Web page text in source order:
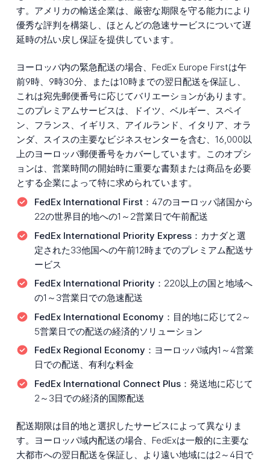
す。アメリカの輸送企業は、厳密な期限を守る能力により
優秀な評判を構築し、ほとんどの急速サービスについて遅
延時の払い戻し保証を提供しています。
ヨーロッパ内の緊急配送の場合、FedEx Europe Firstは午
前9時、9時30分、または10時までの翌日配送を保証し、
これは宛先郵便番号に応じてバリエーションがあります。
このプレミアムサービスは、ドイツ、ベルギー、スペイ
ン、フランス、イギリス、アイルランド、イタリア、オラ
ンダ、スイスの主要なビジネスセンターを含む、16,000以
上のヨーロッパ郵便番号をカバーしています。このオプシ
ョンは、営業時間の開始時に重要な書類または商品を必要
とする企業によって特に求められています。
FedEx International First： 47のヨーロッパ諸国から
22の世界目的地への1～2営業日で午前配送
FedEx International Priority Express： カナダと選
定された33他国への午前12時までのプレミアム配送サ
ービス
FedEx International Priority： 220以上の国と地域へ
の1～3営業日での急速配送
FedEx International Economy： 目的地に応じて2～
5営業日での配送の経済的ソリューション
FedEx Regional Economy： ヨーロッパ域内1～4営業
日での配送、有利な料金
FedEx International Connect Plus： 発送地に応じて
2～3日での経済的国際配送
配送期限は目的地と選択したサービスによって異なりま
す。ヨーロッパ域内配送の場合、FedExは一般的に主要な
大都市への翌日配送を保証し、より遠い地域には2～4日で